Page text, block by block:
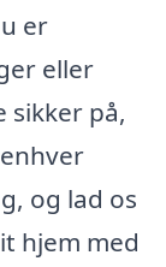
er
eller
sikker på,
og lad os
hjem med